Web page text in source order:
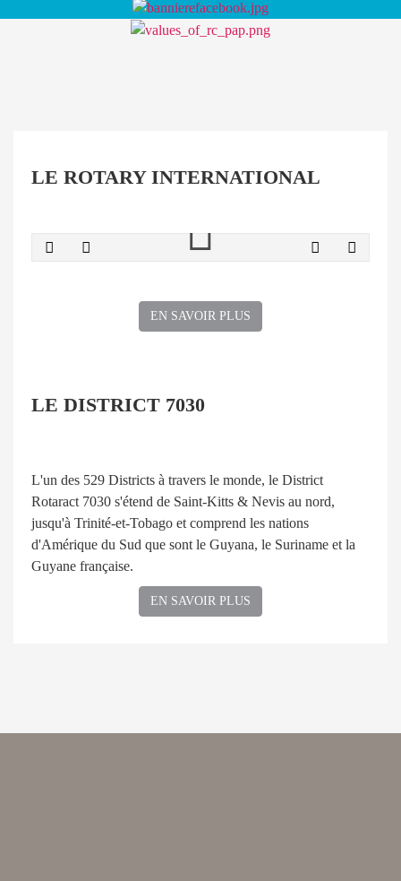
LE ROTARY INTERNATIONAL
EN SAVOIR PLUS
LE DISTRICT 7030
L'un des 529 Districts à travers le monde, le District
Rotaract 7030 s'étend de Saint-Kitts & Nevis au nord,
jusqu'à Trinité-et-Tobago et comprend les nations
d'Amérique du Sud que sont le Guyana, le Suriname et la
Guyane française.
EN SAVOIR PLUS